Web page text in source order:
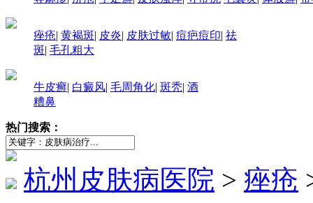
痤疮| 黄褐斑| 皮炎| 皮肤过敏| 痘疤痘印| 祛
斑| 毛孔粗大
牛皮癣| 白癜风| 毛周角化| 斑秃| 酒
糟鼻
热门搜索：
杭州皮肤病医院 > 痤疮